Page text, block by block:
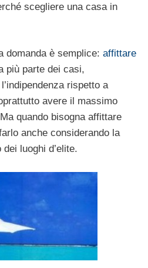
scegliere una casa in
domanda è semplice: affittare
più parte dei casi,
rispetto a
avere il massimo
quando bisogna affittare
anche considerando la
luoghi d’elite.